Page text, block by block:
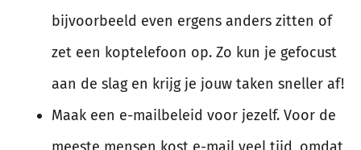
bijvoorbeeld even ergens anders zitten of
zet een koptelefoon op. Zo kun je gefocust
aan de slag en krijg je jouw taken sneller af!
Maak een e-mailbeleid voor jezelf. Voor de